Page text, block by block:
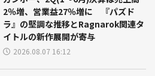
2％増、営業益27％増に 『パズド
ラ』の堅調な推移とRagnarok関連タ
イトルの新作展開が寄与
2026.08.07 16:12